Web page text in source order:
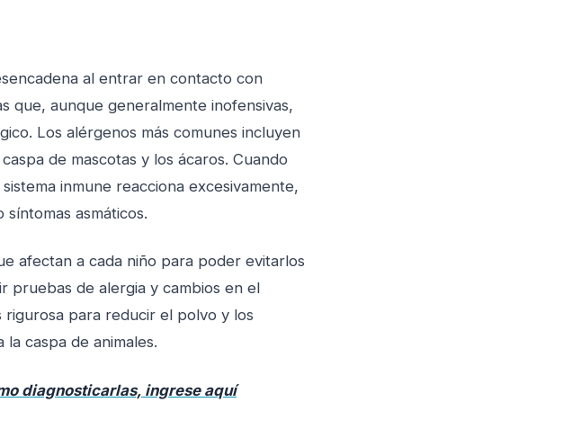
al entrar en contacto con
que, aunque generalmente inofensivas,
Los alérgenos más comunes incluyen
de mascotas y los ácaros. Cuando
inmune reacciona excesivamente,
asmáticos.
afectan a cada niño para poder evitarlos
pruebas de alergia y cambios en el
para reducir el polvo y los
caspa de animales.
diagnosticarlas, ingrese aquí